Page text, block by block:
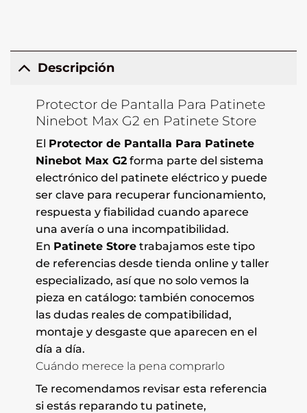
Descripción
Protector de Pantalla Para Patinete
Ninebot Max G2 en Patinete Store
El Protector de Pantalla Para Patinete
Ninebot Max G2forma parte del sistema
electrónico del patinete eléctrico y puede
ser clave para recuperar funcionamiento,
respuesta y fiabilidad cuando aparece
una avería o una incompatibilidad.
En Patinete Storetrabajamos este tipo
de referencias desde tienda online y taller
especializado, así que no solo vemos la
pieza en catálogo: también conocemos
las dudas reales de compatibilidad,
montaje y desgaste que aparecen en el
día a día.
Cuándo merece la pena comprarlo
Te recomendamos revisar esta referencia
si estás reparando tu patinete,